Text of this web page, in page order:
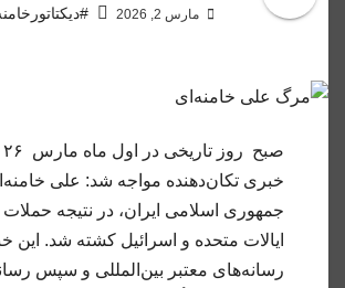
مارس 2, 2026
خبری تکان‌دهنده مواجه شد: علی
جمهوری اسلامی ایران، در نتیجه
ایالات متحده و اسرائیل کشته شد. این
رسانه‌های معتبر بین‌المللی و سپس